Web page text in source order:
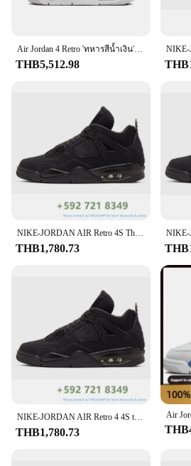
**Retro Elegance Meets
Step back in time with the
sneakers, a fusion of classic
the rich history of basketball
quality leather and synthetic
construction ensure durability
while the retro design captures
iconic basketball shoes from
you're hitting the court or
any outfit.
**Adaptable and Versatile for
Designed for the modern man,
are as adaptable as they are
lightweight design and
make them perfect for long
whether you're at work or
The standard sizes and variety
cater to a wide range of shoe
preferences, ensuring that
that suits their style. The
allows for customization,
uniquely yours.
**A Must-Have for Basketball
Retro Fashion Lovers**
Air Jordan 4 Retro 'ทหารสีน้ำเงิน' 2024
THB5,512.98
NIKE-JORDAN AIR Retro 4S Thunder Union Noir Black Bordeaux รองเท้าผ้าใบกีฬาผู้ชายผู้หญิงรองเท้าบาสเก็ตบอล
THB1,780.73
NIKE-JORDAN AIR Retro 4 4S travis Scott แจ็ค Cactus แมวดำรองเท้าผ้าใบกีฬาคลาสสิกเทรนเนอร์รองเท้าบาสเก็ตบอล
THB1,780.73